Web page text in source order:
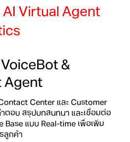
AI Virtual Agent
&
Agent
Center และ Customer
ตอบ สรุปบทสนทนา และเชื่อมต่อ
Base แบบ Real-time เพื่อเพิ่ม
ลูกค้า